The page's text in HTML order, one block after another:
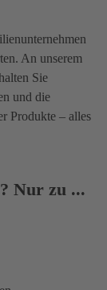
An unserem
Sie
und die
Produkte – alles
Nur zu ...